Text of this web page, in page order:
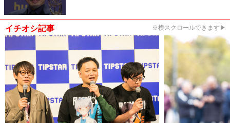
イチオシ記事 ※横スクロールできます▶